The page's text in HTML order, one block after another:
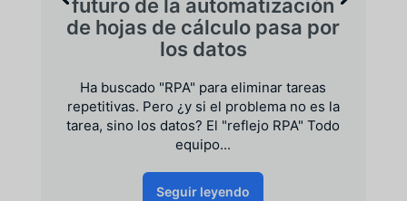
futuro de la automatización
de hojas de cálculo pasa por
los datos
Ha buscado "RPA" para eliminar tareas
repetitivas. Pero ¿y si el problema no es la
tarea, sino los datos? El "reflejo RPA" Todo
equipo...
Seguir leyendo